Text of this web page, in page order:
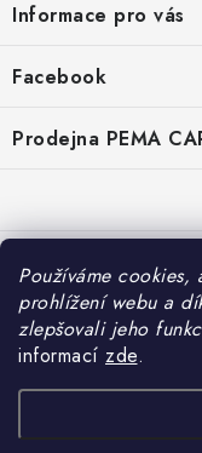
Používáme
prohlížení webu a
zlepšovali jeho
informací zde.
p
a
Informace pro vás
Reklamace
Zásady zpracování
Facebook
Prodejna PEMA
702 00 Moravská
Otevírací hodiny:
Po – Pá: 7:30 – 16:00
So – Ne: Zavřeno